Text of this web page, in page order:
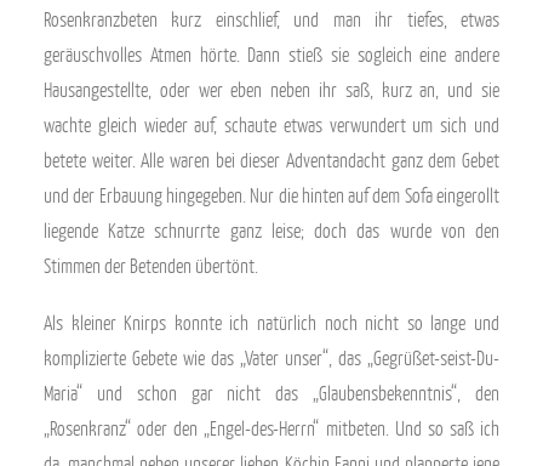
Rosenkranzbeten kurz einschlief, und man ihr tiefes, etwas
geräuschvolles Atmen hörte. Dann stieß sie sogleich eine andere
Hausangestellte, oder wer eben neben ihr saß, kurz an, und sie
wachte gleich wieder auf, schaute etwas verwundert um sich und
betete weiter. Alle waren bei dieser Adventandacht ganz dem Gebet
und der Erbauung hingegeben. Nur die hinten auf dem Sofa eingerollt
liegende Katze schnurrte ganz leise; doch das wurde von den
Stimmen der Betenden übertönt.
Als kleiner Knirps konnte ich natürlich noch nicht so lange und
komplizierte Gebete wie das „Vater unser“, das „Gegrüßet-seist-Du-
Maria“ und schon gar nicht das „Glaubensbekenntnis“, den
„Rosenkranz“ oder den „Engel-des-Herrn“ mitbeten. Und so saß ich